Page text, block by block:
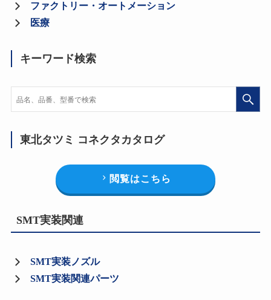
ファクトリー・オートメーション
医療
キーワード検索
東北タツミ コネクタカタログ
閲覧はこちら
SMT実装関連
SMT実装ノズル
SMT実装関連パーツ